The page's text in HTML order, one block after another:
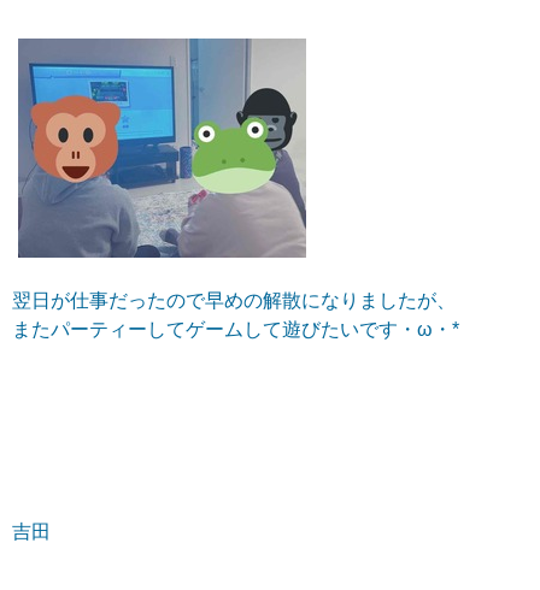
翌日が仕事だったので早めの解散になりましたが、
またパーティーしてゲームして遊びたいです・ω・*
吉田